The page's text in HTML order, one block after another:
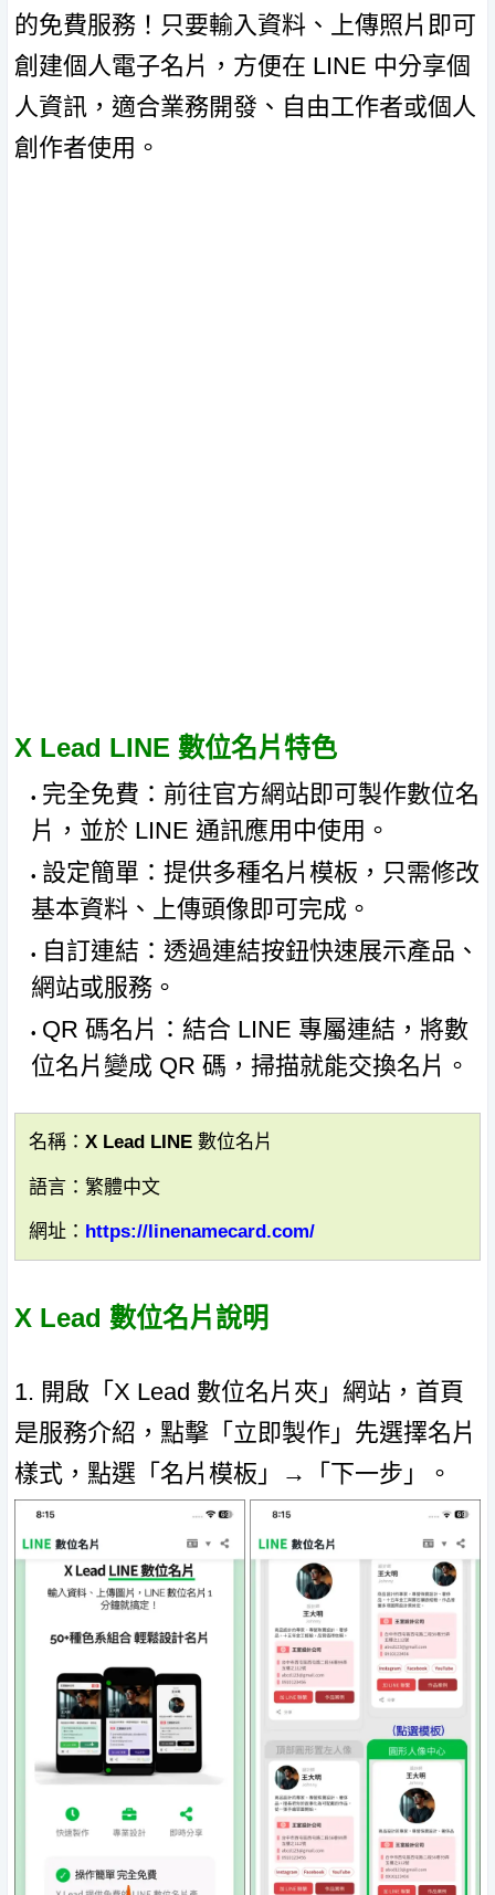
的免費服務！只要輸入資料、上傳照片即可
創建個人電子名片，方便在 LINE 中分享個
人資訊，適合業務開發、自由工作者或個人
創作者使用。
X Lead LINE 數位名片特色
完全免費：前往官方網站即可製作數位名
片，並於 LINE 通訊應用中使用。
設定簡單：提供多種名片模板，只需修改
基本資料、上傳頭像即可完成。
自訂連結：透過連結按鈕快速展示產品、
網站或服務。
QR 碼名片：結合 LINE 專屬連結，將數
位名片變成 QR 碼，掃描就能交換名片。
名稱：X Lead LINE 數位名片
語言：繁體中文
網址： https://linenamecard.com/
X Lead 數位名片說明
1. 開啟「X Lead 數位名片夾」網站，首頁
是服務介紹，點擊「立即製作」先選擇名片
樣式，點選「名片模板」→「下一步」。